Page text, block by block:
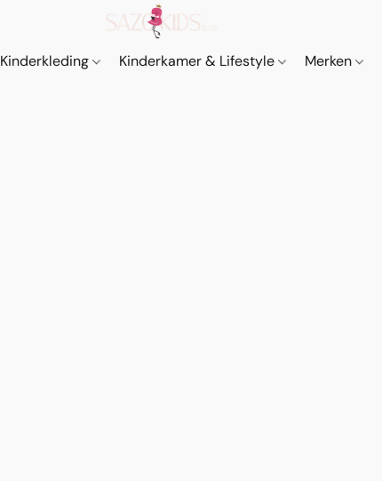
Kinderkleding Kinderkamer & Lifestyle Merken